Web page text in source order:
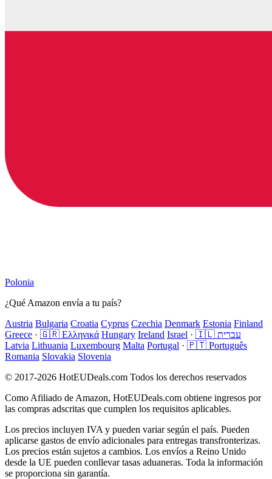
Polonia
¿Qué Amazon envía a tu país?
Austria Bulgaria Croatia Cyprus Czechia Denmark Estonia Finland
Greece · 🇬🇷 Ελληνικά Hungary Ireland Israel ·
🇮🇱 עברית
Latvia Lithuania Luxembourg Malta Portugal · 🇵🇹 Português
Romania Slovakia Slovenia
© 2017-2026 HotEUDeals.com Todos los derechos reservados
Como Afiliado de Amazon, HotEUDeals.com obtiene ingresos por
las compras adscritas que cumplen los requisitos aplicables.
Los precios incluyen IVA y pueden variar según el país. Pueden
aplicarse gastos de envío adicionales para entregas transfronterizas.
Los precios están sujetos a cambios. Los envíos a Reino Unido
desde la UE pueden conllevar tasas aduaneras. Toda la información
se proporciona sin garantía.